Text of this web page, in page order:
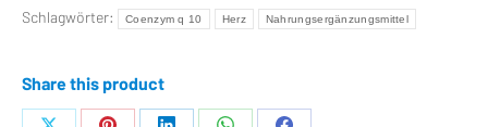
Q10
Menge
Schlagwörter:
Coenzym q 10 Herz Nahrungsergänzungsmittel
Share this product